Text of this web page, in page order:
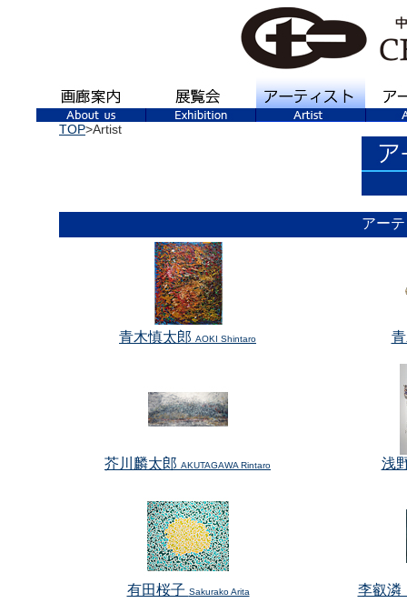
TOP>Artist
アー
青木慎太郎 AOKI Shintaro
芥川麟太郎 AKUTAGAWA Rintaro 浅
有田桜子 Sakurako Arita 李叡潾